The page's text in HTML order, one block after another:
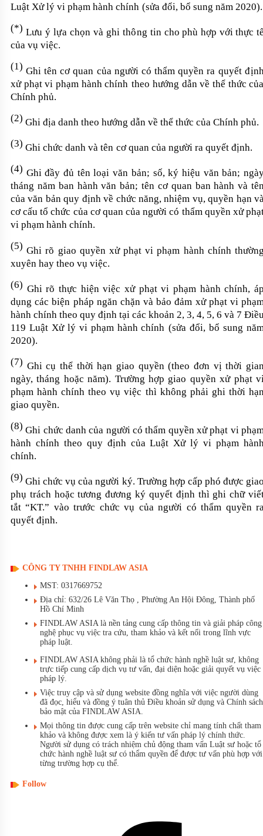
Luật Xử lý vi phạm hành chính (sửa đổi, bổ sung năm 2020).
(*)Lưu ý lựachọn và ghi thông tin cho phù hợp với thực
của vụ việc.
(1) Ghi tên cơ quan của người có thẩm quyềnra quyết
xử phạt vi phạm hành chính theo hướng dẫn về thể thức
Chính phủ.
(2) Ghi địa danh theo hướng dẫn về thể thức của Chính phủ.
(3) Ghi chức danh và tên cơ quan của người ra quyết định.
(4) Ghi đầy đủ tên loại văn bản; số, ký hiệu văn bản;
tháng năm ban hành văn bản; tên cơ quan ban hành và
của văn bản quy định về chức năng, nhiệm vụ, quyền hạn
cơ cấu tổ chức của cơ quan của người có thẩm quyền xử
vi phạm hành chính.
(5) Ghi rõ giao quyền xử phạt vi phạm hành chính
xuyên hay theo vụ việc.
(6) Ghi rõ thực hiện việc xử phạt vi phạm hành chính,
dụng các biện pháp ngăn chặn và bảo đảm xử phạt vi
hành chính theo quy định tại các khoản 2, 3, 4, 5, 6 và 7
119 LuậtXử lý vi phạm hành chính (sửa đổi, bổ sung
2020).
(7) Ghi cụ thể thời hạn giao quyền (theo đơn vị thời
ngày, tháng hoặc năm). Trường hợp giao quyền xử phạt
phạm hành chính theo vụ việc thì không phải ghi thời
giao quyền.
(8) Ghi chức danh của người có thẩm quyền xử phạt vi
hành chính theo quy định của Luật Xử lý vi phạm
chính.
(9) Ghi chức vụ của người ký. Trường hợp cấp phó được
phụ trách hoặc tương đương ký quyếtđịnhthì ghi chữ
tắt “KT.” vào trước chức vụ của người có thẩm quyền
quyết định.
CÔNG TY TNHH FINDLAW ASIA
MST: 0317669752
Địa chỉ: 632/26 Lê Văn Thọ , Phường An Hội Đông, Thành phố
Hồ Chí Minh
FINDLAW ASIA là nền tảng cung cấp thông tin và giải pháp công
nghệ phục vụ việc tra cứu, tham khảo và kết nối trong lĩnh vực
pháp luật.
FINDLAW ASIA không phải là tổ chức hành nghề luật sư, không
trực tiếp cung cấp dịch vụ tư vấn, đại diện hoặc giải quyết vụ việc
pháp lý.
Việc truy cập và sử dụng website đồng nghĩa với việc người dùng
đã đọc, hiểu và đồng ý tuân thủ Điều khoản sử dụng và Chính sách
bảo mật của FINDLAW ASIA.
Mọi thông tin được cung cấp trên website chỉ mang tính chất tham
khảo và không được xem là ý kiến tư vấn pháp lý chính thức.
Người sử dụng có trách nhiệm chủ động tham vấn Luật sư hoặc tổ
chức hành nghề luật sư có thẩm quyền để được tư vấn phù hợp với
từng trường hợp cụ thể.
Follow